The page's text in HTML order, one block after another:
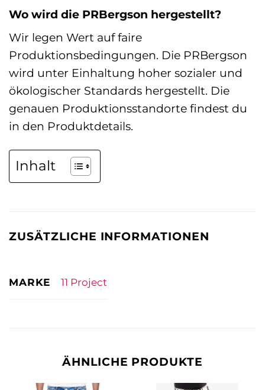
Wo wird die PRBergson hergestellt?
Wir legen Wert auf faire
Produktionsbedingungen. Die PRBergson
wird unter Einhaltung hoher sozialer und
ökologischer Standards hergestellt. Die
genauen Produktionsstandorte findest du
in den Produktdetails.
Inhalt
ZUSÄTZLICHE INFORMATIONEN
MARKE 11 Project
ÄHNLICHE PRODUKTE